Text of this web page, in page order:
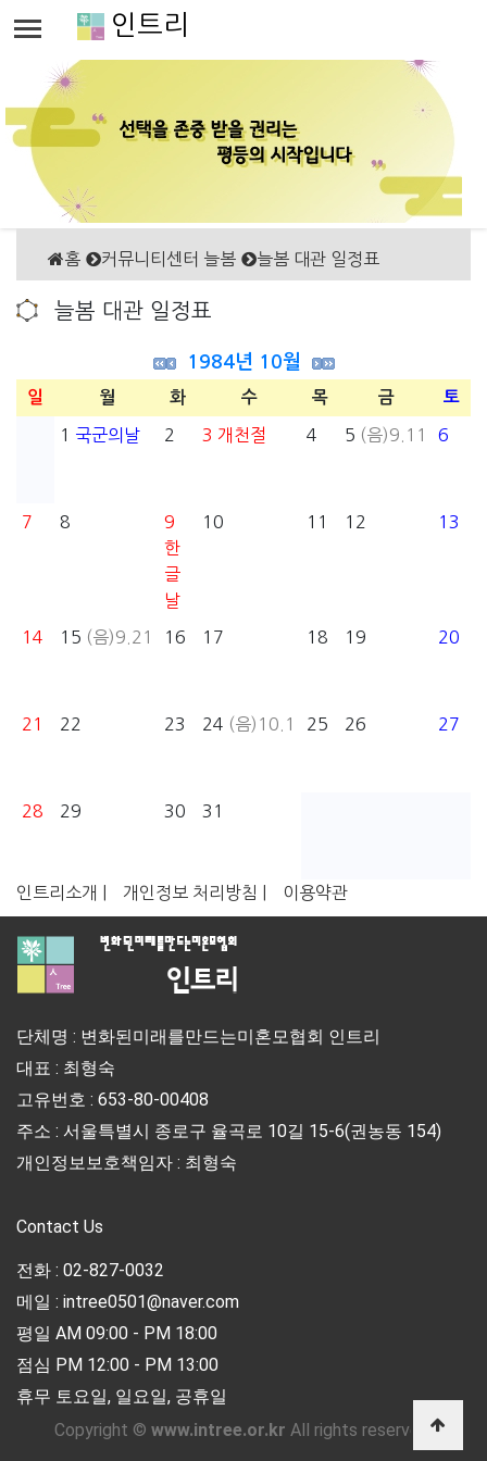
인트리
홈 커뮤니티센터 늘봄 늘봄 대관 일정표
늘봄 대관 일정표
1984년 10월
일 월 화 수 목 금 토
1 국군의날 2 3 개천절 4 5 (음)9.11 6
7 8
9
한
글
날
10 11 12 13
14 15 (음)9.21 16 17 18 19 20
21 22 23 24 (음)10.1 25 26 27
28 29 30 31
인트리소개 | 개인정보 처리방침 | 이용약관
단체명 : 변화된미래를만드는미혼모협회 인트리
대표 : 최형숙
고유번호 : 653-80-00408
주소 : 서울특별시 종로구 율곡로 10길 15-6(권농동 154)
개인정보보호책임자 : 최형숙
Contact Us
전화 : 02-827-0032
메일 : intree0501@naver.com
평일 AM 09:00 - PM 18:00
점심 PM 12:00 - PM 13:00
휴무 토요일, 일요일, 공휴일
Copyright © www.intree.or.kr All rights reserved.